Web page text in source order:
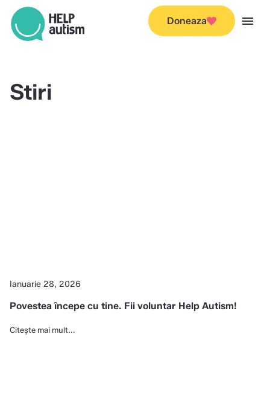
Doneaza menu
Stiri
Ianuarie 28, 2026
Povestea începe cu tine. Fii voluntar Help Autism!
Citește mai mult...